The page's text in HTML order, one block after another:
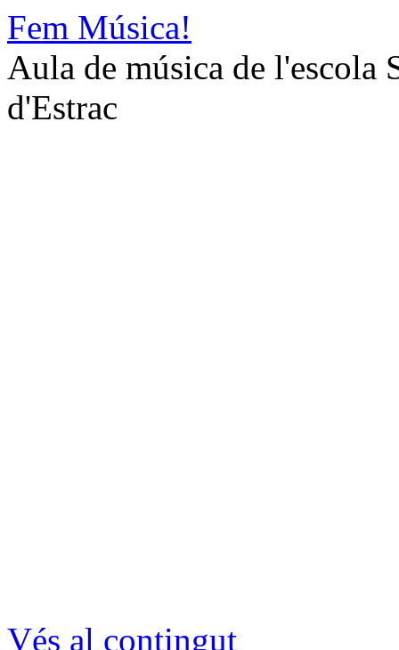
Fem Música!
Aula de música de l'escola
d'Estrac
Vés al contingut